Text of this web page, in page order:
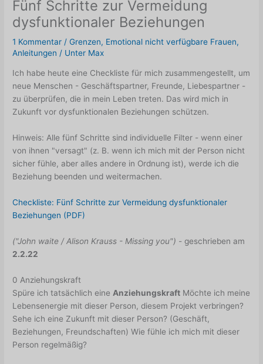
Fünf Schritte zur Vermeidung
dysfunktionaler Beziehungen
1 Kommentar /Grenzen, Emotional nicht verfügbare Frauen,
Anleitungen / Unter Max
Ich habe heute eine Checkliste für mich zusammengestellt, um
neue Menschen - Geschäftspartner, Freunde, Liebespartner -
zu überprüfen, die in mein Leben treten. Das wird mich in
Zukunft vor dysfunktionalen Beziehungen schützen.
Hinweis: Alle fünf Schritte sind individuelle Filter - wenn einer
von ihnen "versagt" (z. B. wenn ich mich mit der Person nicht
sicher fühle, aber alles andere in Ordnung ist), werde ich die
Beziehung beenden und weitermachen.
Checkliste: Fünf Schritte zur Vermeidung dysfunktionaler
Beziehungen (PDF)
("John waite / Alison Krauss - Missing you") - geschrieben am
2.2.22
0 Anziehungskraft
Spüre ich tatsächlich eine Anziehungskraft Möchte ich meine
Lebensenergie mit dieser Person, diesem Projekt verbringen?
Sehe ich eine Zukunft mit dieser Person? (Geschäft,
Beziehungen, Freundschaften) Wie fühle ich mich mit dieser
Person regelmäßig?